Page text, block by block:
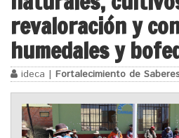
revaloración y
humedales y
ideca | Fortalecimiento de